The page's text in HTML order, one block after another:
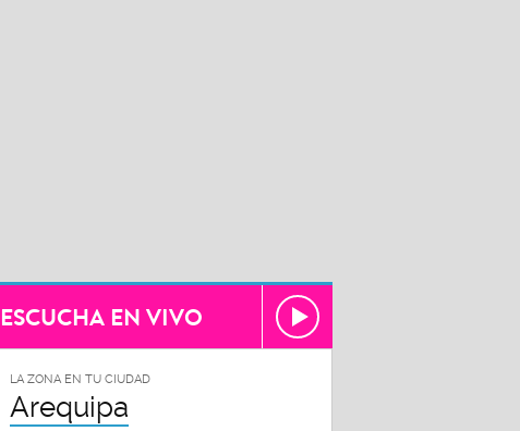
ESCUCHA EN VIVO
LA ZONA EN TU CIUDAD
Arequipa